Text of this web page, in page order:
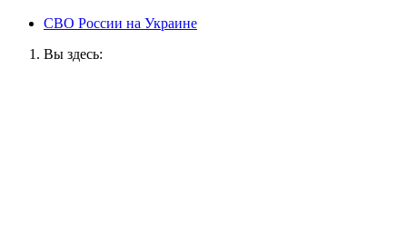
СВО России на Украине
Вы здесь: